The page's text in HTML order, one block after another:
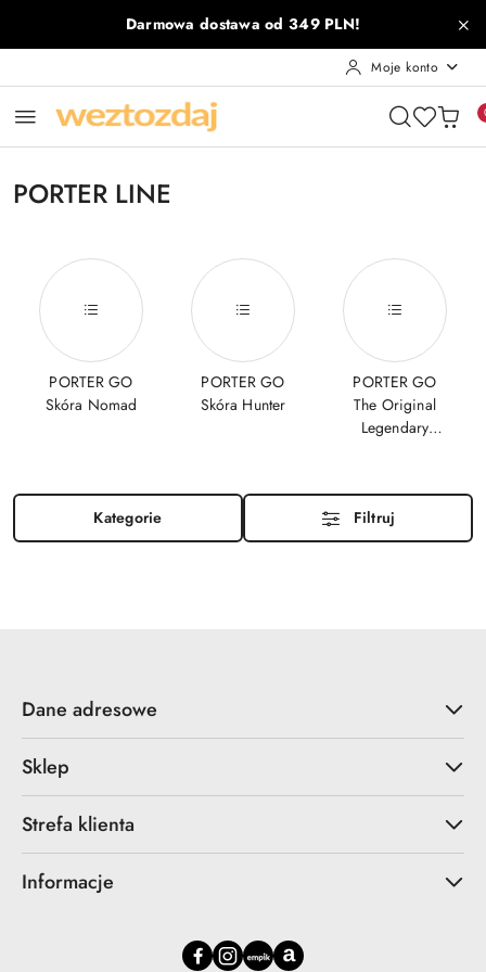
Przejdź do treści głównej
Przejdź do wyszukiwarki
Przejdź do moje konto
Przejdź do menu głównego
Przejdź do stopkiDarmowa dostawa od 349 PLN!
Moje konto
PORTER LINE
PORTER GO
Skóra Nomad
PORTER GO
Skóra Hunter
PORTER GO
The Original
Legendary
Kategorie Filtruj
Dane adresowe
Sklep
Strefa klienta
Informacje